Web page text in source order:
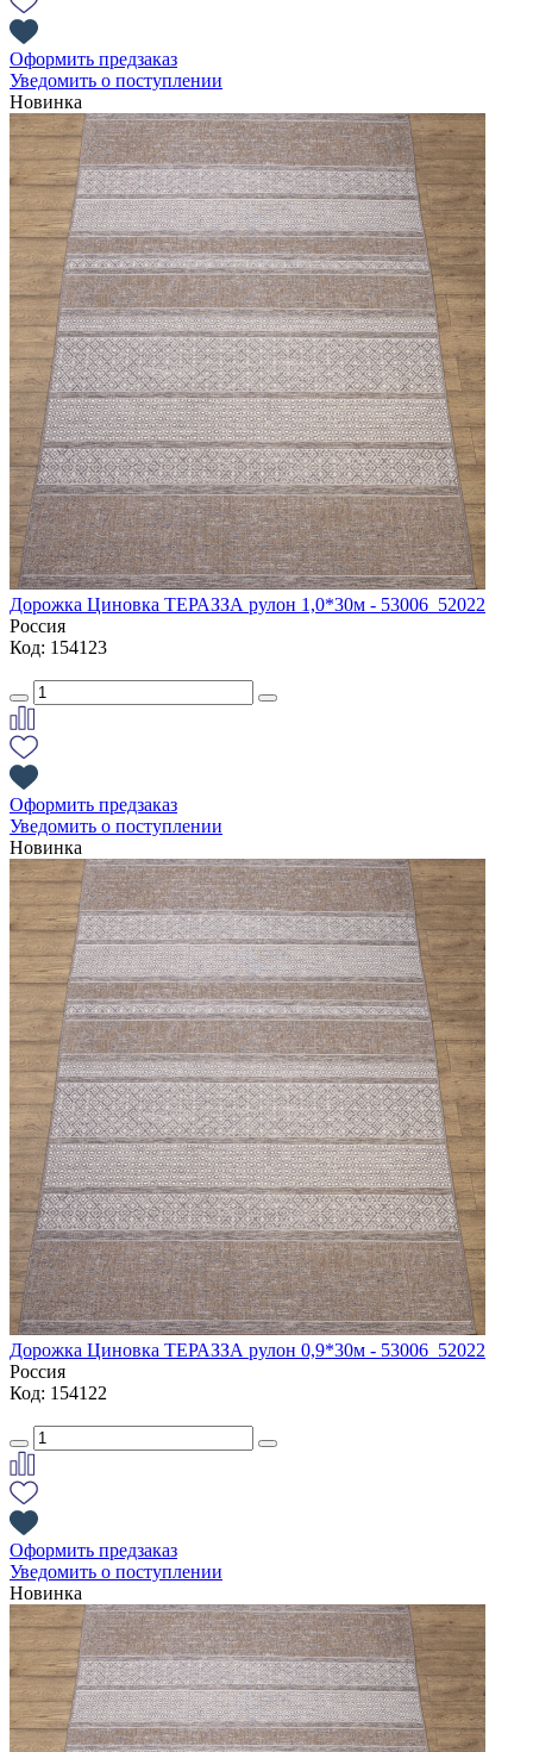
Оформить предзаказ
Уведомить о поступлении
Новинка
Дорожка Циновка ТЕРАЗЗА рулон 1,0*30м - 53006_52022
Россия
Код: 154123
Оформить предзаказ
Уведомить о поступлении
Новинка
Дорожка Циновка ТЕРАЗЗА рулон 0,9*30м - 53006_52022
Россия
Код: 154122
Оформить предзаказ
Уведомить о поступлении
Новинка